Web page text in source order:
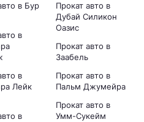
в Бур
в
в
Лейк
в
Прокат авто в
Дубай Силикон
Оазис
Прокат авто в
Заабель
Прокат авто в
Пальм Джумейра
Прокат авто в
Умм-Сукейм